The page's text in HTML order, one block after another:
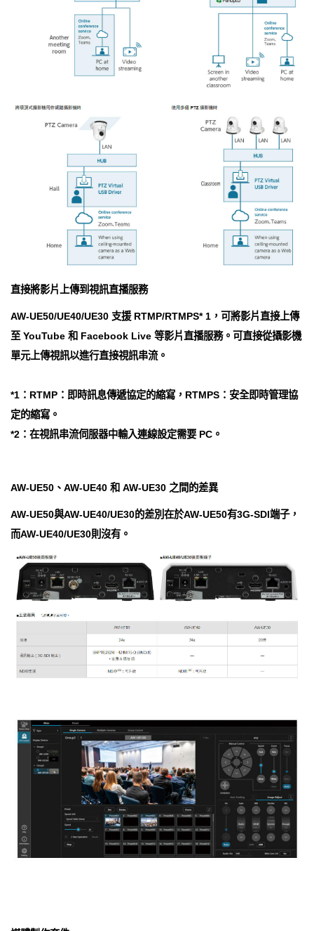
直接將影片上傳到視訊直播服務
AW-UE50/UE40/UE30 支援 RTMP/RTMPS* 1，可將影片直接上傳
至 YouTube 和 Facebook Live 等影片直播服務。可直接從攝影機
單元上傳視訊以進行直接視訊串流。
*1：RTMP：即時訊息傳遞協定的縮寫，RTMPS：安全即時管理協
定的縮寫。
*2：在視訊串流伺服器中輸入連線設定需要 PC。
AW-UE50、AW-UE40 和 AW-UE30 之間的差異
AW-UE50與AW-UE40/UE30的差別在於AW-UE50有3G-SDI端子，
而AW-UE40/UE30則沒有。